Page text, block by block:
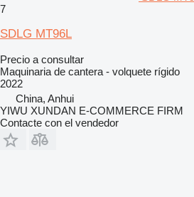
7
SDLG MT96L
Precio a consultar
Maquinaria de cantera - volquete rígido
2022
China, Anhui
YIWU XUNDAN E-COMMERCE FIRM
Contacte con el vendedor